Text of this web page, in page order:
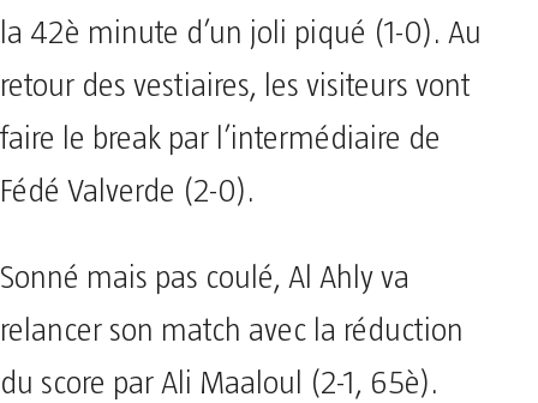
la 42è minute d’un joli piqué (1-0). Au
retour des vestiaires, les visiteurs vont
faire le break par l’intermédiaire de
Fédé Valverde (2-0).
Sonné mais pas coulé, Al Ahly va
relancer son match avec la réduction
du score par Ali Maaloul (2-1, 65è).